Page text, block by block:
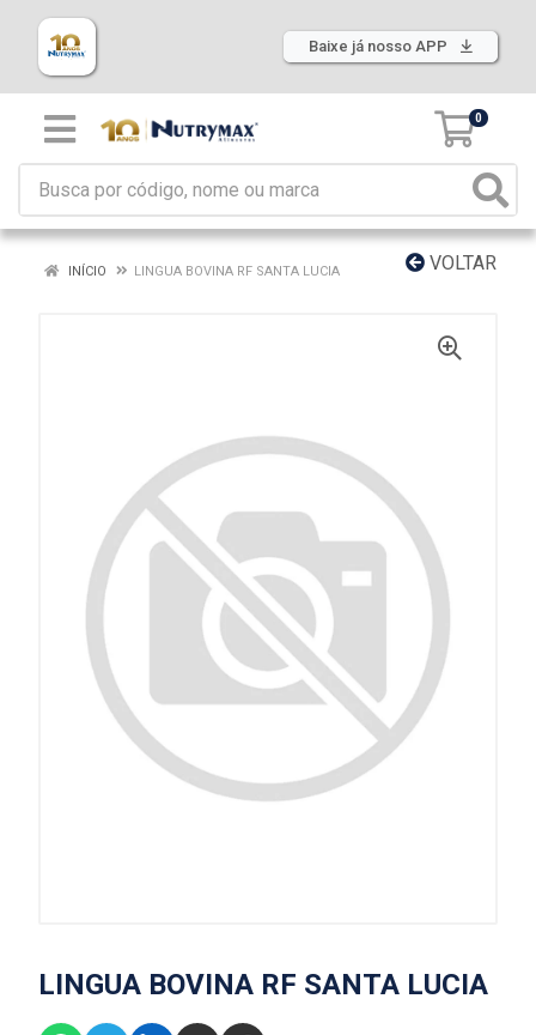
Baixe já nosso APP
0
VOLTAR
INÍCIO LINGUA BOVINA RF SANTA LUCIA
LINGUA BOVINA RF SANTA LUCIA